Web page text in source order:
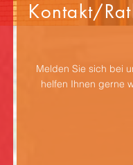
Kontakt/
Melden Sie sich bei
helfen Ihnen gerne